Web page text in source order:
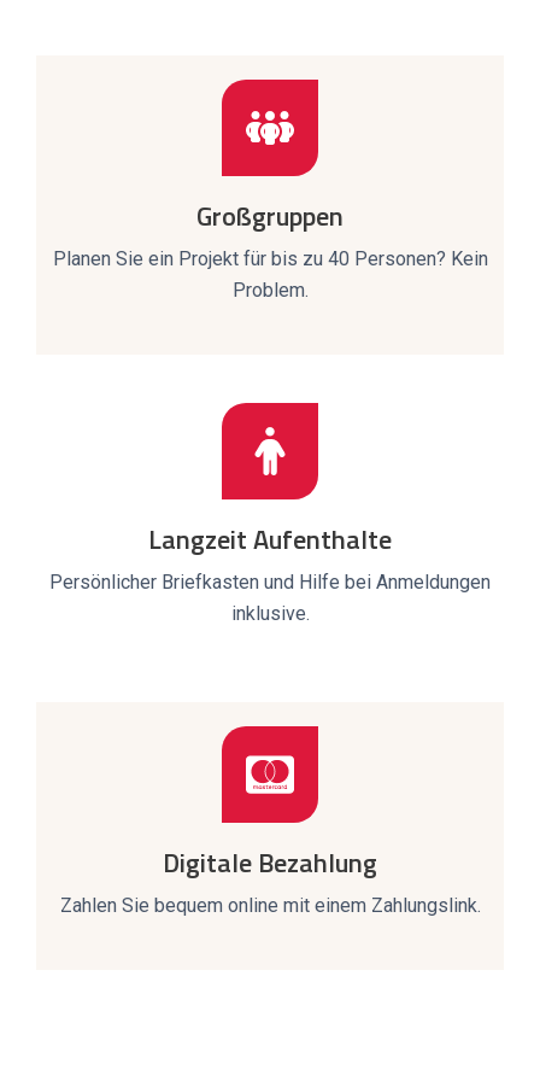
Großgruppen
Planen Sie ein Projekt für bis zu 40 Personen? Kein
Problem.
Langzeit Aufenthalte
Persönlicher Briefkasten und Hilfe bei Anmeldungen
inklusive.
Digitale Bezahlung
Zahlen Sie bequem online mit einem Zahlungslink.